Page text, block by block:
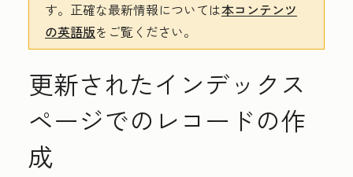
す。 正確な最新情報については本コンテンツ
の英語版をご覧ください。
更新されたインデックス
ページでのレコードの作
成